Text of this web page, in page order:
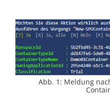
Abb. 1: Meldung